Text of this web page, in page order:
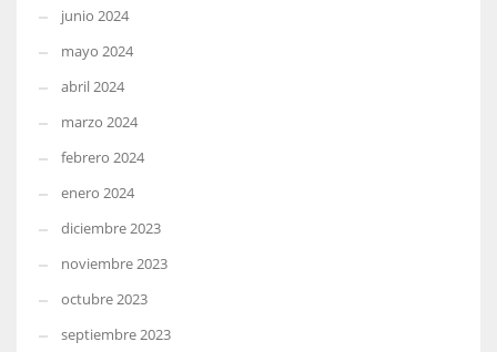
junio 2024
mayo 2024
abril 2024
marzo 2024
febrero 2024
enero 2024
diciembre 2023
noviembre 2023
octubre 2023
septiembre 2023